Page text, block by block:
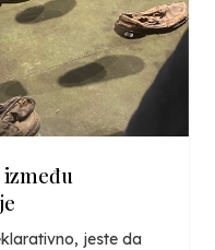
između
jeste da